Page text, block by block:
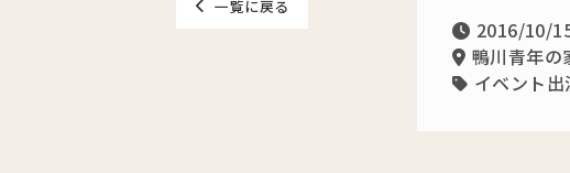
一覧に戻る
2016/10/
鴨川青年の
イベント出